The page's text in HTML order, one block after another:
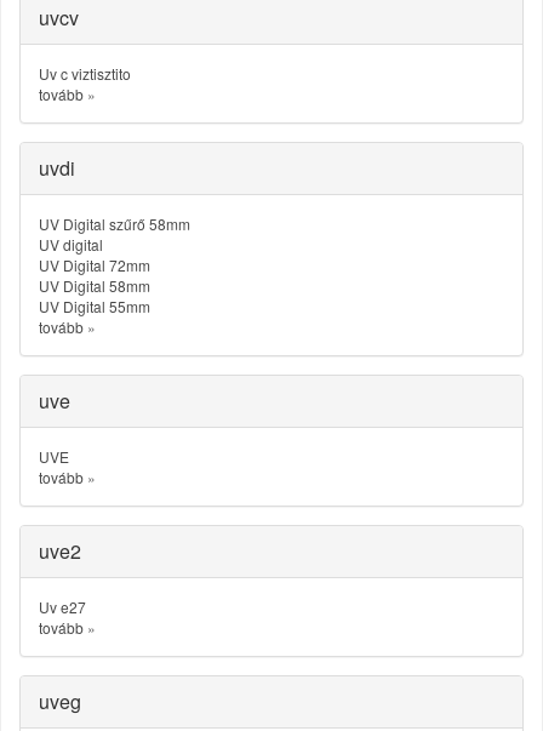
uvcv
Uv c viztisztito
tovább »
uvdi
UV Digital szűrő 58mm
UV digital
UV Digital 72mm
UV Digital 58mm
UV Digital 55mm
tovább »
uve
UVE
tovább »
uve2
Uv e27
tovább »
uveg